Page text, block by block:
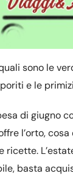
sono le
e le
di giugno
l’orto,
basta